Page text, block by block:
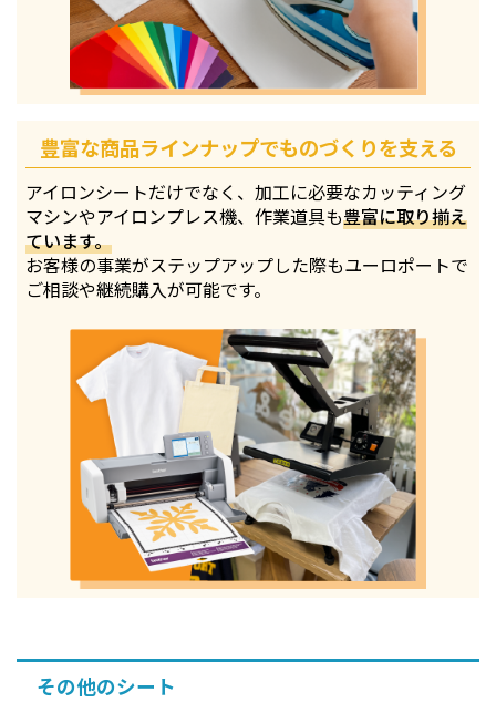
豊富な商品ラインナップでものづくりを支える
アイロンシートだけでなく、加工に必要なカッティング
マシンやアイロンプレス機、作業道具も豊富に取り揃え
ています。
お客様の事業がステップアップした際もユーロポートで
ご相談や継続購入が可能です。
その他のシート